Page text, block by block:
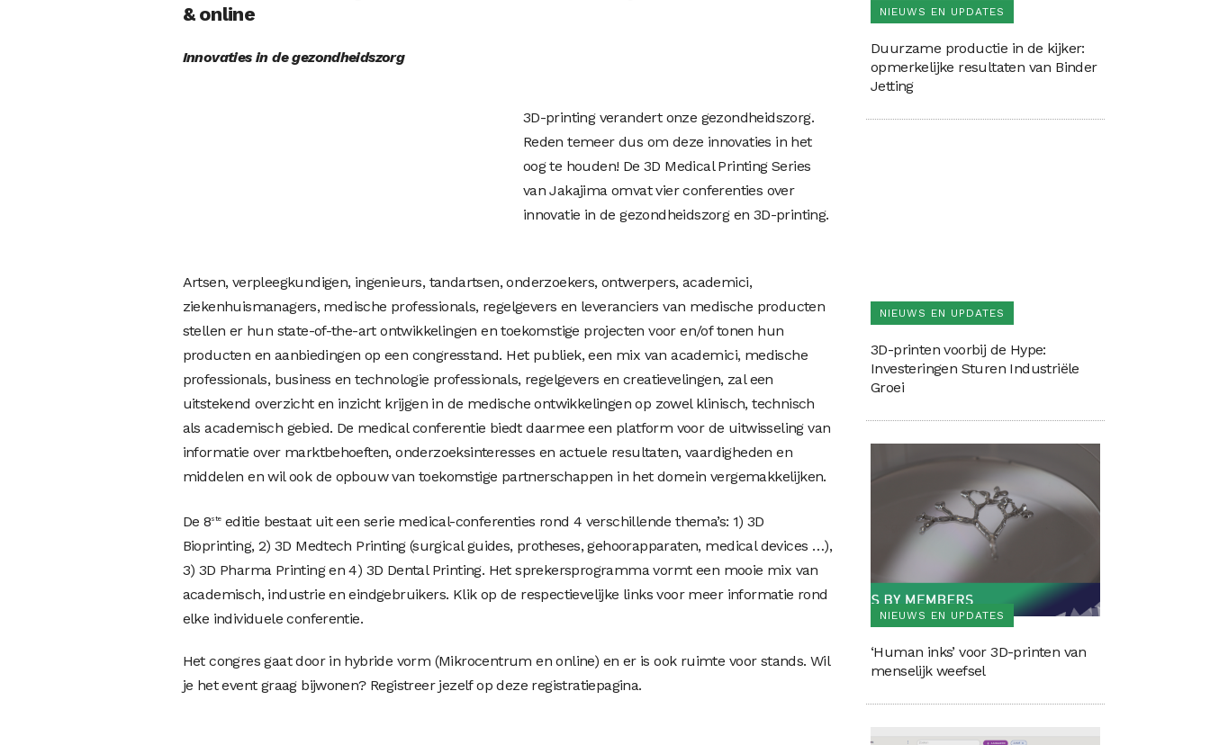
& online
Innovaties in de gezondheidszorg
3D-printing verandert onze gezondheidszorg.
Reden temeer dus om deze innovaties in het
oog te houden! De 3D Medical Printing Series
van Jakajima omvat vier conferenties over
innovatie in de gezondheidszorg en 3D-printing.
Artsen, verpleegkundigen, ingenieurs, tandartsen, onderzoekers, ontwerpers, academici,
ziekenhuismanagers, medische professionals, regelgevers en leveranciers van medische producten
stellen er hun state-of-the-art ontwikkelingen en toekomstige projecten voor en/of tonen hun
producten en aanbiedingen op een congresstand. Het publiek, een mix van academici, medische
professionals, business en technologie professionals, regelgevers en creatievelingen, zal een
uitstekend overzicht en inzicht krijgen in de medische ontwikkelingen op zowel klinisch, technisch
als academisch gebied. De medical conferentie biedt daarmee een platform voor de uitwisseling van
informatie over marktbehoeften, onderzoeksinteresses en actuele resultaten, vaardigheden en
middelen en wil ook de opbouw van toekomstige partnerschappen in het domein vergemakkelijken.
De 8steeditie bestaat uit een serie medical-conferenties rond 4 verschillende thema’s: 1) 3D
Bioprinting, 2) 3D Medtech Printing (surgical guides, protheses, gehoorapparaten, medical devices …),
3) 3D Pharma Printing en 4) 3D Dental Printing. Het sprekersprogramma vormt een mooie mix van
academisch, industrie en eindgebruikers. Klik op de respectievelijke links voor meer informatie rond
elke individuele conferentie.
Het congres gaat door in hybride vorm (Mikrocentrum en online) en er is ook ruimte voor stands. Wil
je het event graag bijwonen? Registreer jezelf op deze registratiepagina.
NIEUWS EN UPDATES
Duurzame productie in de kijker:
opmerkelijke resultaten van Binder
Jetting
NIEUWS EN UPDATES
3D-printen voorbij de Hype:
Investeringen Sturen Industriële
Groei
NIEUWS EN UPDATES
‘Human inks’ voor 3D-printen van
menselijk weefsel